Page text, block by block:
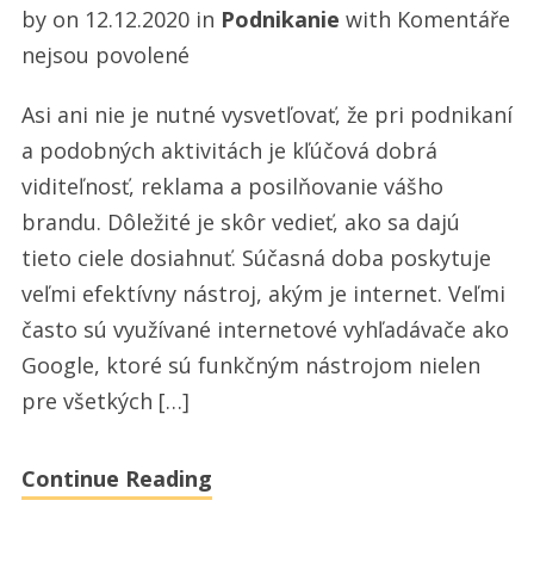
by on 12.12.2020in Podnikanie with Komentáře
nejsou povolenéu
s
názvem
Čo
získate
seo
optimalizáciou?
Asi ani nie je nutné vysvetľovať, že pri podnikaní
a podobných aktivitách je kľúčová dobrá
viditeľnosť, reklama a posilňovanie vášho
brandu. Dôležité je skôr vedieť, ako sa dajú
tieto ciele dosiahnuť. Súčasná doba poskytuje
veľmi efektívny nástroj, akým je internet. Veľmi
často sú využívané internetové vyhľadávače ako
Google, ktoré sú funkčným nástrojom nielen
pre všetkých […]
Continue Reading